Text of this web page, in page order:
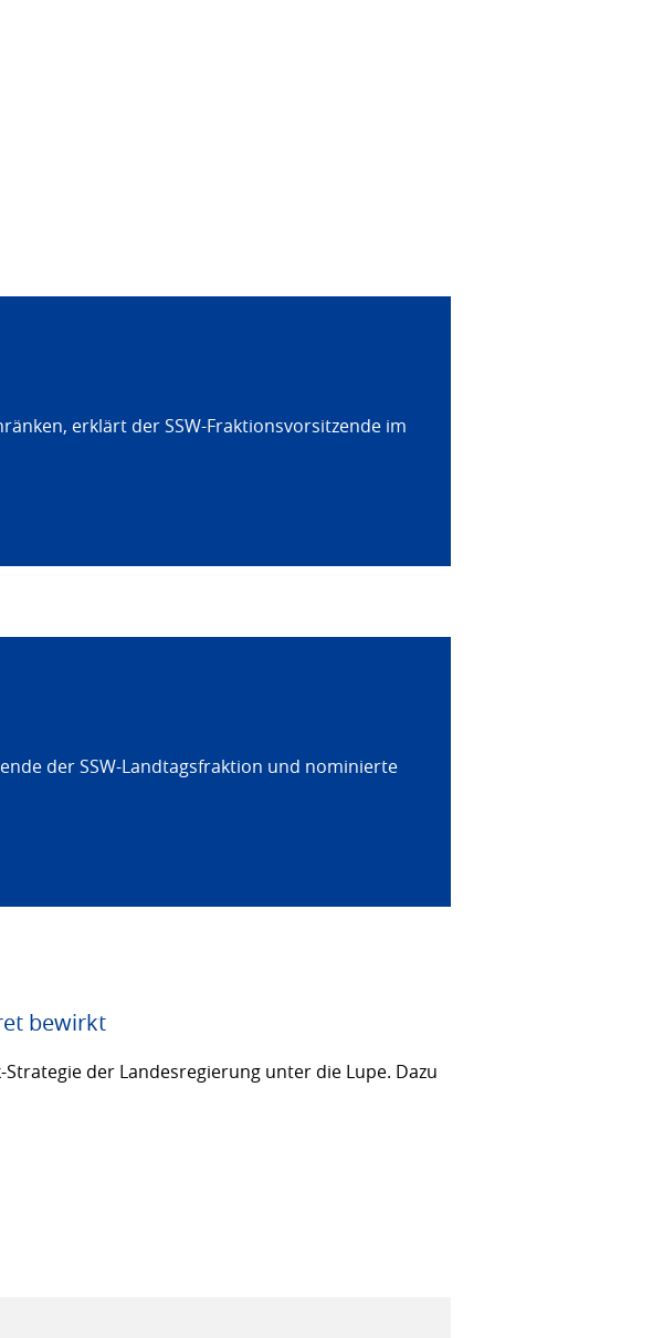
erklärt der SSW-Fraktionsvorsitzende im
der SSW-Landtagsfraktion und nominierte
bewirkt
der Landesregierung unter die Lupe. Dazu